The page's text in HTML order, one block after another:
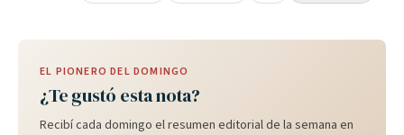
EL PIONERO DEL DOMINGO
¿Te gustó esta nota?
Recibí cada domingo el resumen editorial de la semana en